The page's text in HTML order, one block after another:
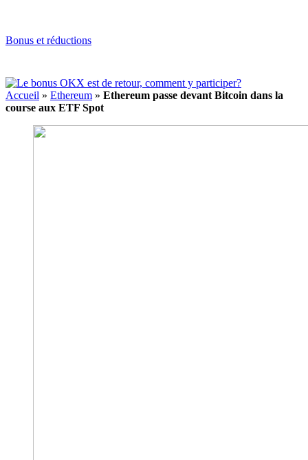
Bonus et réductions
Accueil » Ethereum » Ethereum passe devant Bitcoin dans la
course aux ETF Spot